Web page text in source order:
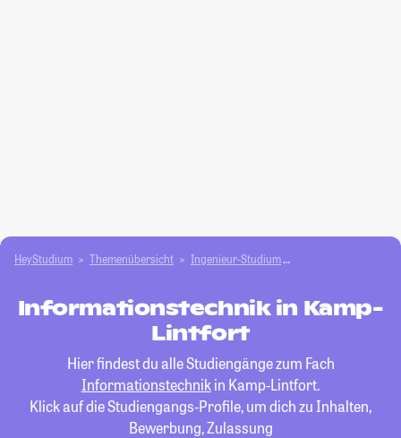
HeyStudium Themenübersicht Ingenieur-Studium
Informationstechnik in Kamp-
Lintfort
Hier findest du alle Studiengänge zum Fach
Informationstechnikin Kamp-Lintfort.
Klick auf die Studiengangs-Profile, um dich zu Inhalten,
Bewerbung, Zulassung